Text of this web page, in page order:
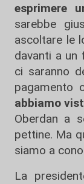
esprimere
sarebbe
ascoltare le
davanti a
ci saranno
pagamento
abbiamo
Oberdan a
pettine. Ma
siamo a
La